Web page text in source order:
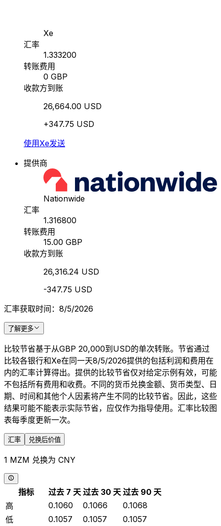
Xe
汇率
1.333200
转账费用
0 GBP
收款方到账
26,664.00 USD
+347.75 USD
使用Xe发送
提供商
Nationwide
汇率
1.316800
转账费用
15.00 GBP
收款方到账
26,316.24 USD
-347.75 USD
汇率获取时间：8/5/2026
了解更多
比较节省基于从GBP 20,000到USD的单次转账。节省通过
比较各银行和Xe在同一天8/5/2026提供的包括利润和费用在
内的汇率计算得出。提供的比较节省仅对给定示例有效，可能
不包括所有费用和收费。不同的货币兑换金额、货币类型、日
期、时间和其他个人因素将产生不同的比较节省。因此，这些
结果可能不能表示实际节省，应仅作为指导使用。汇率比较图
表每季度更新一次。
汇率 兑换后价值
1 MZM 兑换为 CNY
指标 过去 7 天 过去 30 天 过去 90 天
高
0.1060 0.1066
0.1068
低
0.1057 0.1057
0.1057